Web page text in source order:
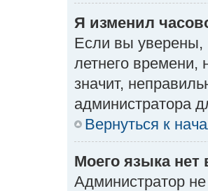
Я изменил
Если вы уверены,
летнего времени,
значит,
администратора
Вернуться к
Моего языка нет
Администратор